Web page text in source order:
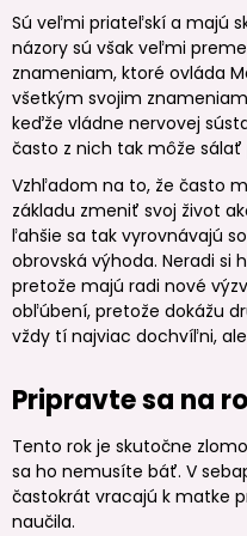
Sú veľmi priateľskí a majú
názory sú však veľmi
znameniam, ktoré ovláda
všetkým svojim
keďže vládne nervovej
často z nich tak môže
Vzhľadom na to, že často
základu zmeniť svoj život
ľahšie sa tak vyrovnávajú
obrovská výhoda. Neradi
pretože majú radi nové
obľúbení, pretože dokážu
vždy tí najviac dochvíľni,
Pripravte sa na
Tento rok je skutočne
sa ho nemusíte báť. V
častokrát vracajú k matke
naučila.